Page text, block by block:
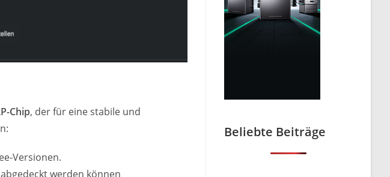
Chip, der für eine stabile und
Versionen.
werden können
Beliebte Beiträge